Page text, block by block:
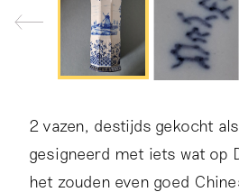
2 vazen, destijds gekocht
gesigneerd met iets wat op
het zouden even goed